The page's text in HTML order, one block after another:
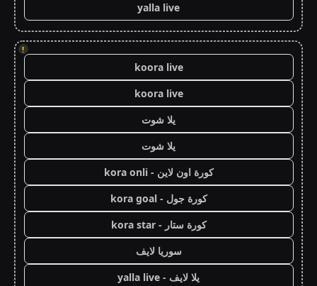
yalla live
!
koora live
koora live
يلا شوت
يلا شوت
كورة اون لاين - kora onli
كورة جول - kora goal
كورة ستار - kora star
سوريا لايف
يلا لايف - yalla live